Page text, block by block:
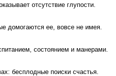
отсутствие глупости.
домогаются ее, вовсе не имея.
состоянием и манерами.
бесплодные поиски счастья.